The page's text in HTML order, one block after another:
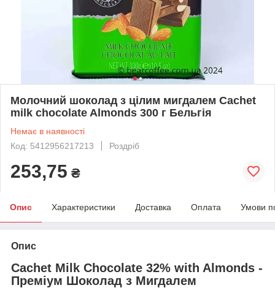
Молочний шоколад з цілим мигдалем Cachet
milk chocolate Almonds 300 г Бельгія
Немає в наявності
Код: 5412956217213
Роздріб
253,75 ₴
Опис Характеристики Доставка Оплата Умови
Опис
Cachet Milk Chocolate 32% with Almonds -
Преміум Шоколад з Мигдалем